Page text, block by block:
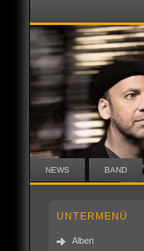
NEWS BAND
UNTERMENÜ
Alben